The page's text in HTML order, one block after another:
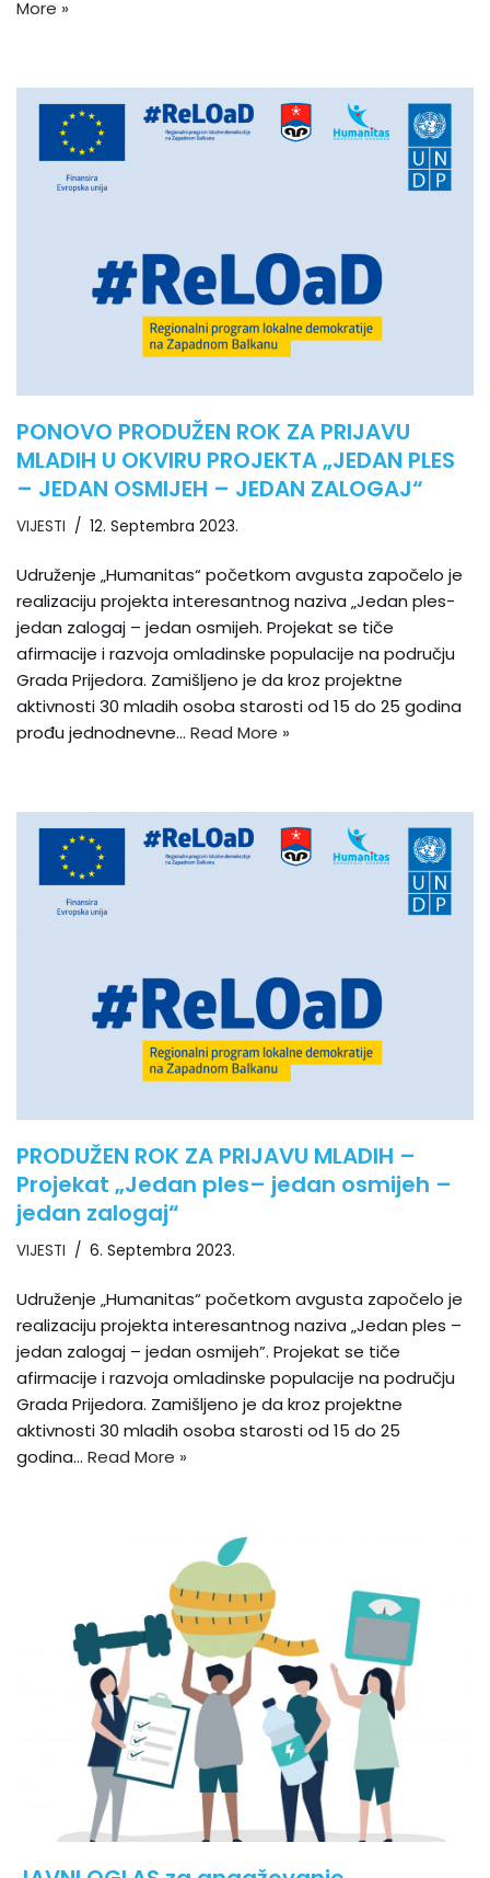
More »
PONOVO PRODUŽEN ROK ZA PRIJAVU
MLADIH U OKVIRU PROJEKTA „JEDAN PLES
– JEDAN OSMIJEH – JEDAN ZALOGAJ“
VIJESTI 12. Septembra 2023.
Udruženje „Humanitas“ početkom avgusta započelo je
realizaciju projekta interesantnog naziva „Jedan ples-
jedan zalogaj – jedan osmijeh. Projekat se tiče
afirmacije i razvoja omladinske populacije na području
Grada Prijedora. Zamišljeno je da kroz projektne
aktivnosti 30 mladih osoba starosti od 15 do 25 godina
prođu jednodnevne… Read More »
PRODUŽEN ROK ZA PRIJAVU MLADIH –
Projekat „Jedan ples– jedan osmijeh –
jedan zalogaj“
VIJESTI 6. Septembra 2023.
Udruženje „Humanitas“ početkom avgusta započelo je
realizaciju projekta interesantnog naziva „Jedan ples –
jedan zalogaj – jedan osmijeh”. Projekat se tiče
afirmacije i razvoja omladinske populacije na području
Grada Prijedora. Zamišljeno je da kroz projektne
aktivnosti 30 mladih osoba starosti od 15 do 25
godina… Read More »